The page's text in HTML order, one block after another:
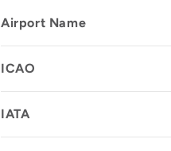
Airport Name
ICAO
IATA